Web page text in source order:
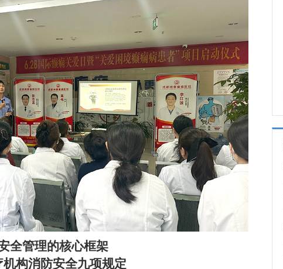
全管理的核心框架
机构消防安全九项规定